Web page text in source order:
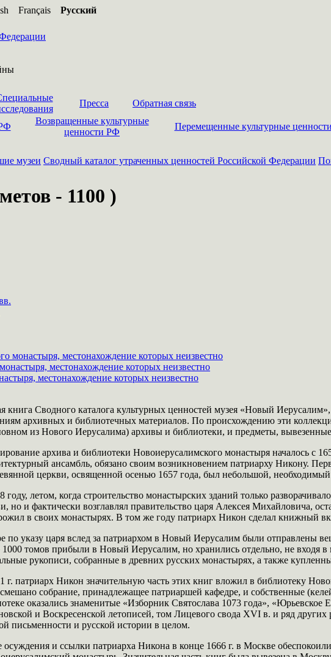
Français Русский
Пресса Обратная связь
Возвращенные культурные
ценности РФ
Перемещенные культурные ценности
музеи Cводный каталог утраченных ценностей Российской Федерации
- 1100 )
монастыря, местонахождение которых неизвестно
местонахождение которых неизвестно
местонахождение которых неизвестно
книга Сводного каталога культурных ценностей музея «Новый
архивных и библиотечных материалов. По происхождению эти
из Нового Иерусалима) архивы и библиотеки, и предметы, вывезенные
архива и библиотеки Новоиерусалимского монастыря началось с
ансамбль, обязано своим возникновением патриарху Никону.
церкви, освященной осенью 1657 года, был небольшой,
году, летом, когда строительство монастырских зданий только
но и фактически возглавлял правительство царя Алексея Михайловича,
в своих монастырях. В том же году патриарх Никон сделал книжный
по указу царя вслед за патриархом в Новый Иерусалим были отправлены
1000 томов прибыли в Новый Иерусалим, но хранились отдельно, не входя
рукописи, собранные в древних русских монастырях, а также
г. патриарх Никон значительную часть этих книг вложил в библиотеку
собрание, принадлежащее патриаршей кафедре, и собственные
оказались знаменитые «Изборник Святослава 1073 года», «Юрьевское
и Воскресенской летописей, том Лицевого свода XVI в. и ряд
письменности и русской истории в целом.
осуждения и ссылки патриарха Никона в конце 1666 г. в Москве